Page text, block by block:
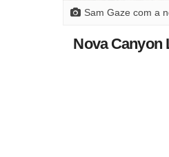
Sam Gaze com a
Nova Canyon